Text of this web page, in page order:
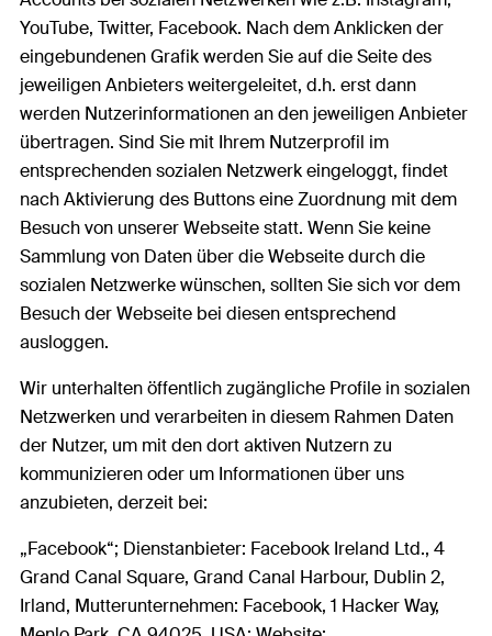
YouTube, Twitter, Facebook. Nach dem Anklicken der
eingebundenen Grafik werden Sie auf die Seite des
jeweiligen Anbieters weitergeleitet, d.h. erst dann
werden Nutzerinformationen an den jeweiligen Anbieter
übertragen. Sind Sie mit Ihrem Nutzerprofil im
entsprechenden sozialen Netzwerk eingeloggt, findet
nach Aktivierung des Buttons eine Zuordnung mit dem
Besuch von unserer Webseite statt. Wenn Sie keine
Sammlung von Daten über die Webseite durch die
sozialen Netzwerke wünschen, sollten Sie sich vor dem
Besuch der Webseite bei diesen entsprechend
ausloggen.
Wir unterhalten öffentlich zugängliche Profile in sozialen
Netzwerken und verarbeiten in diesem Rahmen Daten
der Nutzer, um mit den dort aktiven Nutzern zu
kommunizieren oder um Informationen über uns
anzubieten, derzeit bei:
„Facebook“; Dienstanbieter: Facebook Ireland Ltd., 4
Grand Canal Square, Grand Canal Harbour, Dublin 2,
Irland, Mutterunternehmen: Facebook, 1 Hacker Way,